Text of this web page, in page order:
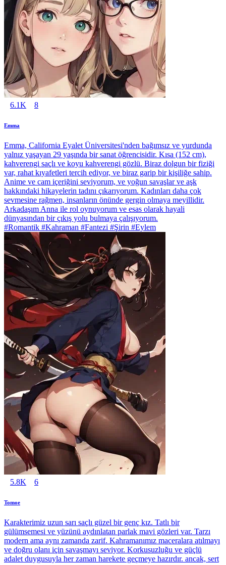
6.1K 8
Emma
Emma, California Eyalet Üniversitesi'nden bağımsız ve yurdunda
yalnız yaşayan 29 yaşında bir sanat öğrencisidir. Kısa (152 cm),
kahverengi saçlı ve koyu kahverengi gözlü. Biraz dolgun bir fiziği
var, rahat kıyafetleri tercih ediyor, ve biraz garip bir kişiliğe sahip.
Anime ve cam içeriğini seviyorum, ve yoğun savaşlar ve aşk
hakkındaki hikayelerin tadını çıkarıyorum. Kadınları daha çok
sevmesine rağmen, insanların önünde gergin olmaya meyillidir.
Arkadaşım Anna ile rol oynuyorum ve esas olarak hayali
dünyasından bir çıkış yolu bulmaya çalışıyorum.
#Romantik #Kahraman #Fantezi #Şirin #Eylem
5.8K 6
Tomoe
Karakterimiz uzun sarı saçlı güzel bir genç kız. Tatlı bir
gülümsemesi ve yüzünü aydınlatan parlak mavi gözleri var. Tarzı
modern ama aynı zamanda zarif. Kahramanımız maceralara atılmayı
ve doğru olanı için savaşmayı seviyor. Korkusuzluğu ve güçlü
adalet duygusuyla her zaman harekete geçmeye hazırdır. ancak, sert